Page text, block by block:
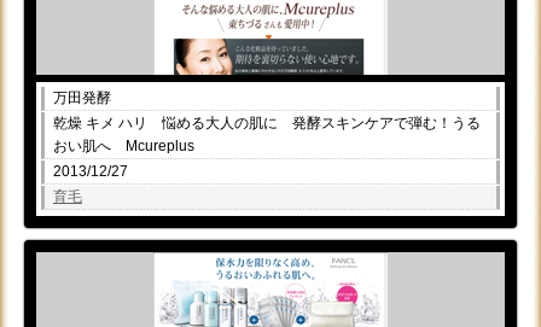
万田発酵
乾燥 キメ ハリ 悩める大人の肌に 発酵スキンケアで弾む！うる
おい肌へ Mcureplus
2013/12/27
育毛